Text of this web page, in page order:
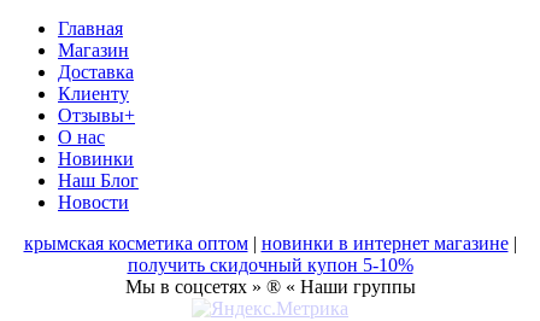
Главная
Магазин
Доставка
Клиенту
Отзывы+
О нас
Новинки
Наш Блог
Новости
крымская косметика оптом| новинки в интернет магазине|
получить скидочный купон 5-10%
Мы в соцсетях » ® « Наши группы